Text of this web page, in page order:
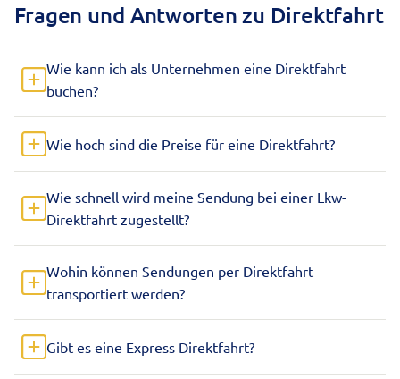
Fragen und Antworten zu Direktfahrt
Wie kann ich als Unternehmen eine Direktfahrt
buchen?
Wie hoch sind die Preise für eine Direktfahrt?
Wie schnell wird meine Sendung bei einer Lkw-
Direktfahrt zugestellt?
Wohin können Sendungen per Direktfahrt
transportiert werden?
Gibt es eine Express Direktfahrt?